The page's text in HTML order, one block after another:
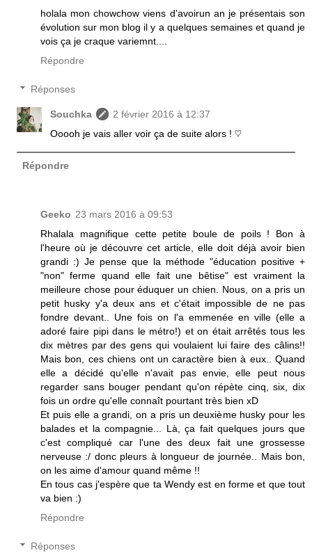
holala mon chowchow viens d'avoirun an je présentais son
évolution sur mon blog il y a quelques semaines et quand je
vois ça je craque variemnt....
Répondre
Réponses
Souchka
2 février 2016 à 12:37
Ooooh je vais aller voir ça de suite alors ! ♡
Répondre
Geeko 23 mars 2016 à 09:53
Rhalala magnifique cette petite boule de poils ! Bon à
l'heure où je découvre cet article, elle doit déjà avoir bien
grandi :) Je pense que la méthode "éducation positive +
"non" ferme quand elle fait une bêtise" est vraiment la
meilleure chose pour éduquer un chien. Nous, on a pris un
petit husky y'a deux ans et c'était impossible de ne pas
fondre devant.. Une fois on l'a emmenée en ville (elle a
adoré faire pipi dans le métro!) et on était arrêtés tous les
dix mètres par des gens qui voulaient lui faire des câlins!!
Mais bon, ces chiens ont un caractère bien à eux.. Quand
elle a décidé qu'elle n'avait pas envie, elle peut nous
regarder sans bouger pendant qu'on répète cinq, six, dix
fois un ordre qu'elle connaît pourtant très bien xD
Et puis elle a grandi, on a pris un deuxième husky pour les
balades et la compagnie... Là, ça fait quelques jours que
c'est compliqué car l'une des deux fait une grossesse
nerveuse :/ donc pleurs à longueur de journée.. Mais bon,
on les aime d'amour quand même !!
En tous cas j'espère que ta Wendy est en forme et que tout
va bien :)
Répondre
Réponses